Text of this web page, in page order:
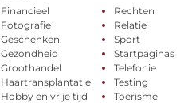
Financieel
Fotografie
Geschenken
Gezondheid
Groothandel
Haartransplantatie
Hobby en vrije tijd
Rechten
Relatie
Sport
Startpaginas
Telefonie
Testing
Toerisme